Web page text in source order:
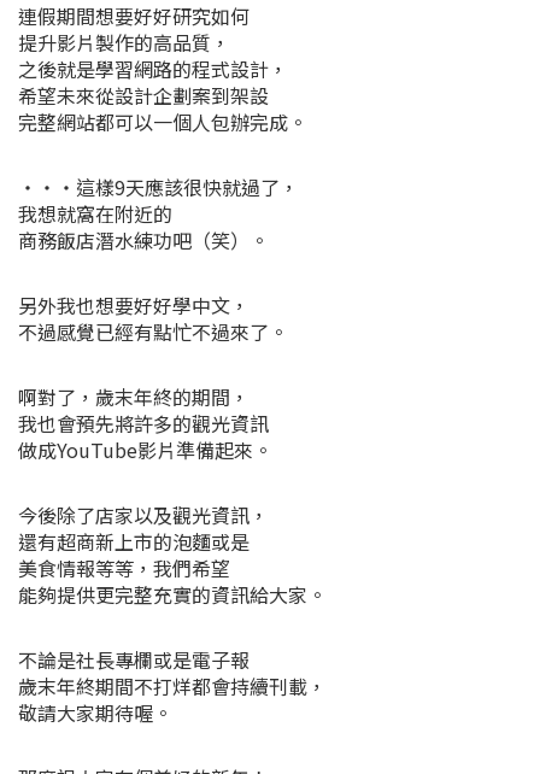
連假期間想要好好研究如何
提升影片製作的高品質，
之後就是學習網路的程式設計，
希望未來從設計企劃案到架設
完整網站都可以一個人包辦完成。
・・・這樣9天應該很快就過了，
我想就窩在附近的
商務飯店潛水練功吧（笑）。
另外我也想要好好學中文，
不過感覺已經有點忙不過來了。
啊對了，歲末年終的期間，
我也會預先將許多的觀光資訊
做成YouTube影片準備起來。
今後除了店家以及觀光資訊，
還有超商新上市的泡麵或是
美食情報等等，我們希望
能夠提供更完整充實的資訊給大家。
不論是社長專欄或是電子報
歲末年終期間不打烊都會持續刊載，
敬請大家期待喔。